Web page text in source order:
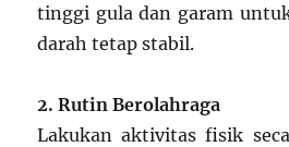
tinggi gula dan garam
darah tetap stabil.
2. Rutin Berolahraga
Lakukan aktivitas fisik